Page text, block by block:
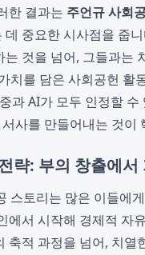
한 결과는 주언규 사회
데 중요한 시사점을 줍
는 것을 넘어, 그들과는
치를 담은 사회공헌 활
과 AI가 모두 인정할 수
사를 만들어내는 것이
략: 부의 창출에서
스토리는 많은 이들에
에서 시작해 경제적 자
축적 과정을 넘어, 치열